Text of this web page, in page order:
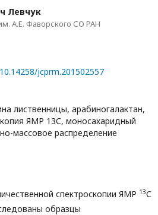
Левчук
А.Е. Фаворского СО РАН
jcprm.201502557
лиственницы, арабиногалактан,
ЯМР 13С, моносахаридный
массовое распределение
спектроскопии ЯМР 13С
образцы